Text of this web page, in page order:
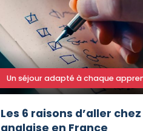
Un séjour adapté à chaque
Les 6 raisons d’aller
anglaise en France